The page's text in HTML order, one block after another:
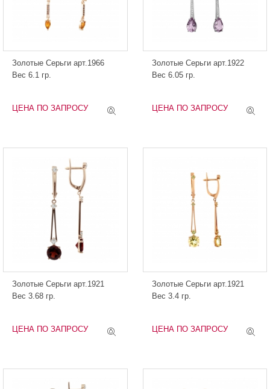
Золотые Серьги арт.1966
Вес 6.1 гр.
ЦЕНА ПО ЗАПРОСУ
Золотые Серьги арт.1922
Вес 6.05 гр.
ЦЕНА ПО ЗАПРОСУ
Золотые Серьги арт.1921
Вес 3.68 гр.
ЦЕНА ПО ЗАПРОСУ
Золотые Серьги арт.1921
Вес 3.4 гр.
ЦЕНА ПО ЗАПРОСУ